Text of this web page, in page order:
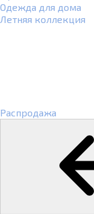
Одежда для дома
Летняя коллекция
Распродажа